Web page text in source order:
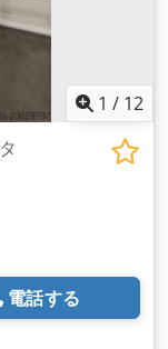
1 / 12
電話する